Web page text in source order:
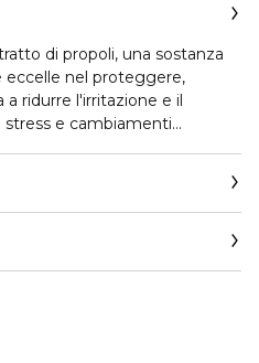
di propoli, una sostanza
eccelle nel proteggere,
a ridurre l'irritazione e il
stress e cambiamenti
la carnagione più
e la tonificazione,
alle mani e tamponare